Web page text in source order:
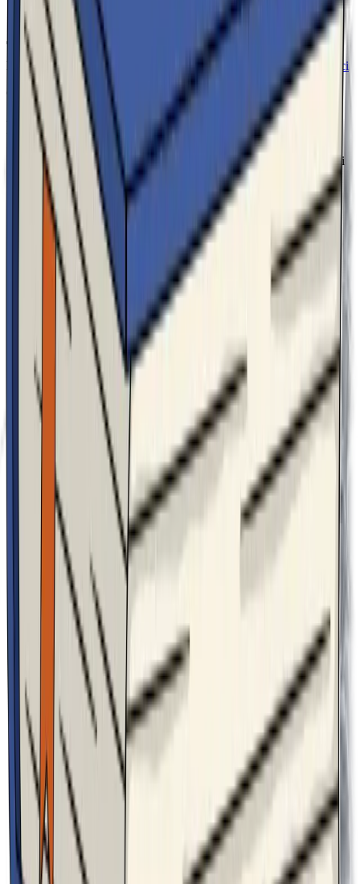
Hai bisogno di un piano personalizzato per il tuo Studio?Contattaci
Consultation
Parla con un Esperto
Il nostro team è pronto ad assisterti. Inviaci una richiesta e riceverai
una consulenza personalizzata sulle nostre soluzioni giuridiche.